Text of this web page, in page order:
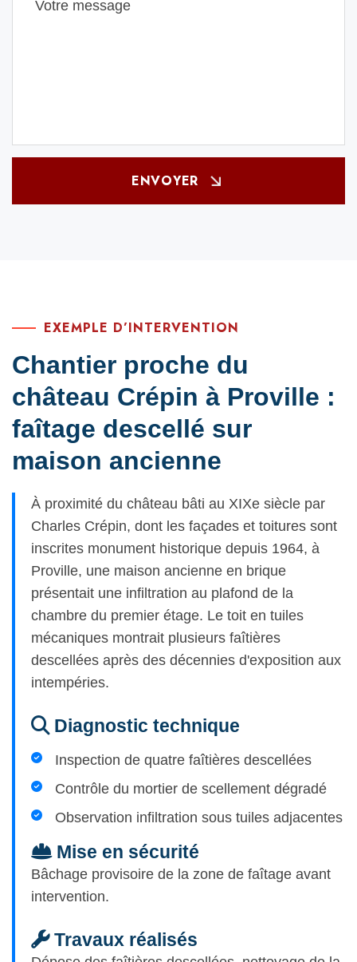
ENVOYER
EXEMPLE D’INTERVENTION
Chantier proche du
château Crépin à Proville :
faîtage descellé sur
maison ancienne
À proximité du château bâti au XIXe siècle par
Charles Crépin, dont les façades et toitures sont
inscrites monument historique depuis 1964, à
Proville, une maison ancienne en brique
présentait une infiltration au plafond de la
chambre du premier étage. Le toit en tuiles
mécaniques montrait plusieurs faîtières
descellées après des décennies d'exposition aux
intempéries.
Diagnostic technique
Inspection de quatre faîtières descellées
Contrôle du mortier de scellement dégradé
Observation infiltration sous tuiles adjacentes
Mise en sécurité
Bâchage provisoire de la zone de faîtage avant
intervention.
Travaux réalisés